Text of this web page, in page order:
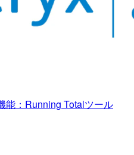
能：Running Totalツール